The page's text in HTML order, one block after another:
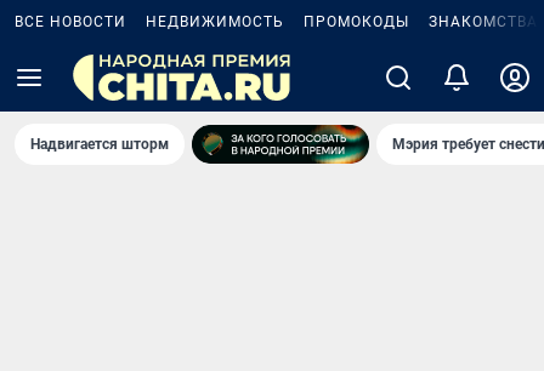
ВСЕ НОВОСТИ НЕДВИЖИМОСТЬ ПРОМОКОДЫ ЗНАКОМСТВА
Надвигается шторм Мэрия требует